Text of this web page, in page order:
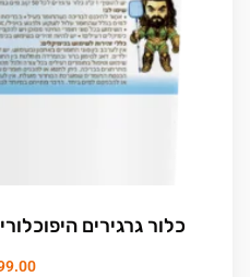
כלור גרגירים היפוכלוריט 10 ק”ג בריכוז